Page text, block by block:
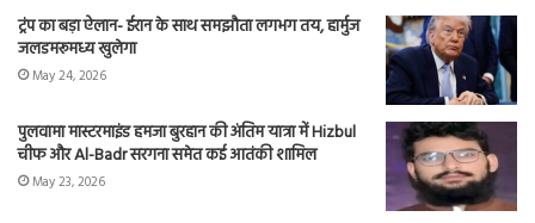
ट्रंप का बड़ा ऐलान- ईरान के साथ समझौता लगभग तय, हार्मुज
जलडमरूमध्य खुलेगा
May 24, 2026
पुलवामा मास्टरमाइंड हमजा बुरहान की अंतिम यात्रा में Hizbul
चीफ और Al-Badr सरगना समेत कई आतंकी शामिल
May 23, 2026